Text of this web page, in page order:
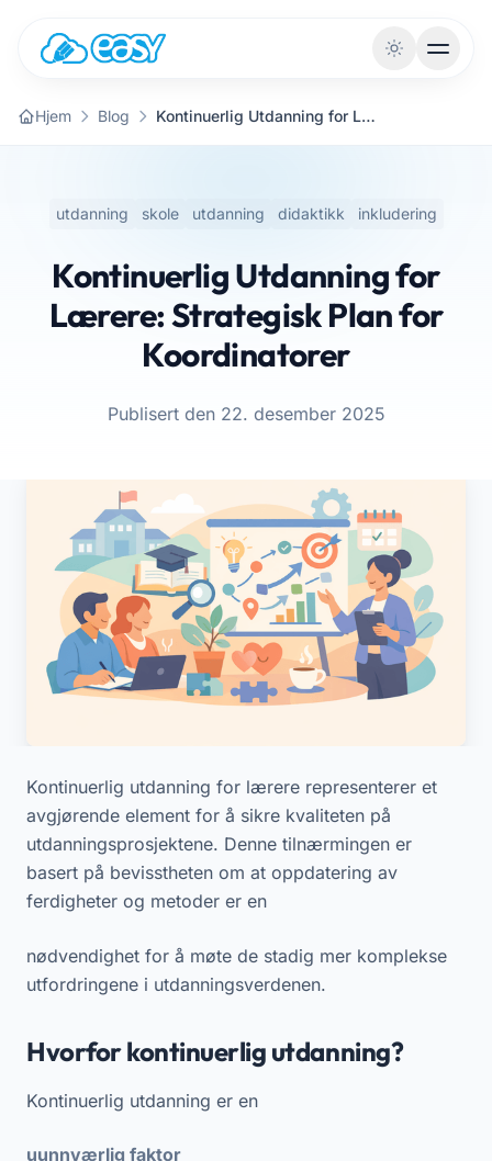
Hjem Blog Kontinuerlig Utdanning for Lærere: Strategisk Plan for Koordinatorer
utdanning skole utdanning didaktikk inkludering
Kontinuerlig Utdanning for
Lærere: Strategisk Plan for
Koordinatorer
Publisert den 22. desember 2025
Kontinuerlig utdanning for lærere representerer et
avgjørende element for å sikre kvaliteten på
utdanningsprosjektene. Denne tilnærmingen er
basert på bevisstheten om at oppdatering av
ferdigheter og metoder er en
nødvendighet for å møte de stadig mer komplekse
utfordringene i utdanningsverdenen.
Hvorfor kontinuerlig utdanning?
Kontinuerlig utdanning er en
uunnværlig faktor